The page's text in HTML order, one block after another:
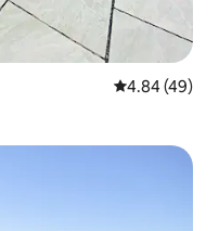
평점 4.84점(5
4.84 (49)